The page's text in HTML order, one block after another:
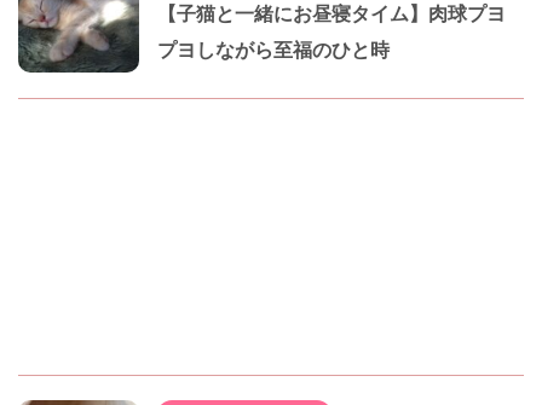
【子猫と一緒にお昼寝タイム】肉球プヨ
プヨしながら至福のひと時